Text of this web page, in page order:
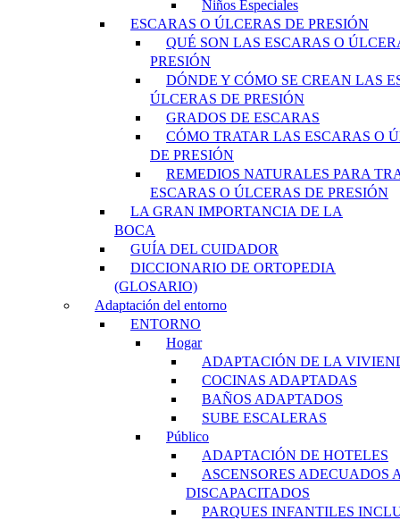
Niños Especiales
ESCARAS O ÚLCERAS DE PRESIÓN
QUÉ SON LAS ESCARAS O
PRESIÓN
DÓNDE Y CÓMO SE CREAN LAS
ÚLCERAS DE PRESIÓN
GRADOS DE ESCARAS
CÓMO TRATAR LAS ESCARAS O
DE PRESIÓN
REMEDIOS NATURALES PARA
ESCARAS O ÚLCERAS DE PRESIÓN
LA GRAN IMPORTANCIA DE LA
BOCA
GUÍA DEL CUIDADOR
DICCIONARIO DE ORTOPEDIA
(GLOSARIO)
Adaptación del entorno
ENTORNO
Hogar
ADAPTACIÓN DE LA
COCINAS ADAPTADAS
BAÑOS ADAPTADOS
SUBE ESCALERAS
Público
ADAPTACIÓN DE HOTELES
ASCENSORES ADECUADOS
DISCAPACITADOS
PARQUES INFANTILES